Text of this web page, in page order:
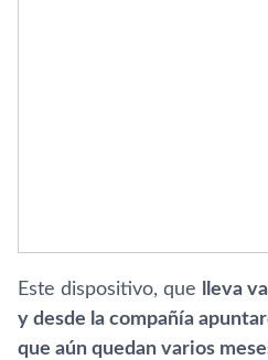
Este dispositivo, que
lleva
y desde la compañía
que aún quedan varios